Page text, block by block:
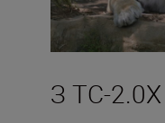
З TC-2.0X